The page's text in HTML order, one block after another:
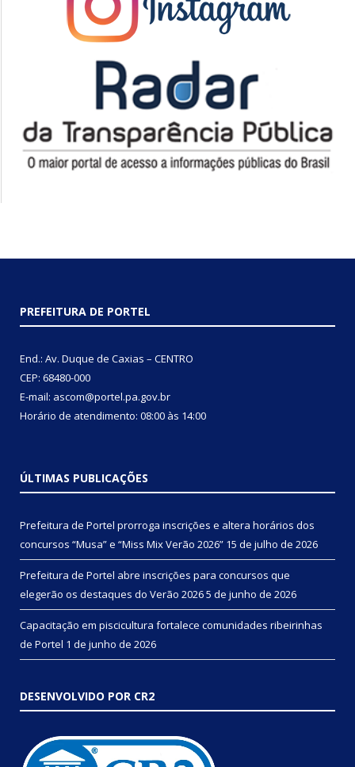
PREFEITURA DE PORTEL
End.: Av. Duque de Caxias – CENTRO
CEP: 68480-000
E-mail: ascom@portel.pa.gov.br
Horário de atendimento: 08:00 às 14:00
ÚLTIMAS PUBLICAÇÕES
Prefeitura de Portel prorroga inscrições e altera horários dos
concursos “Musa” e “Miss Mix Verão 2026” 15 de julho de 2026
Prefeitura de Portel abre inscrições para concursos que
elegerão os destaques do Verão 20265 de junho de 2026
Capacitação em piscicultura fortalece comunidades ribeirinhas
de Portel 1 de junho de 2026
DESENVOLVIDO POR CR2